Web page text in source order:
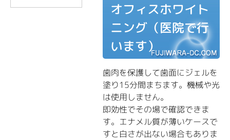
オフィスホワイト
ニング（医院で行
います）
歯肉を保護して歯面にジェルを
塗り15分間まちます。機械や光
は使用しません。
即効性でその場で確認できま
す。エナメル質が薄いケースで
すと白さが出ない場合もありま